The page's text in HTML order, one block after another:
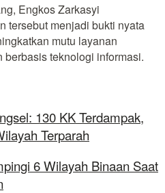
Engkos Zarkasyi
tersebut menjadi bukti nyata
mutu layanan
teknologi informasi.
130 KK Terdampak,
Terparah
6 Wilayah Binaan Saat